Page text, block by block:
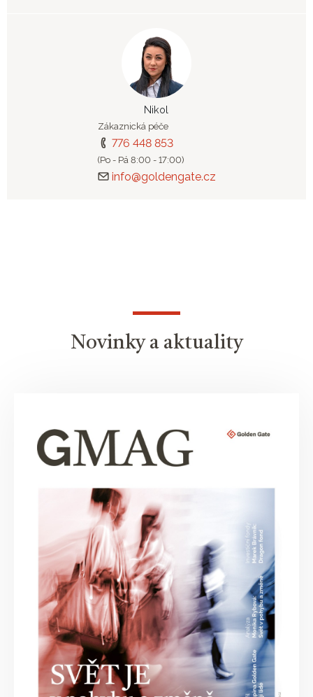
Nikol
Zákaznická péče
776 448 853
(Po - Pá 8:00 - 17:00)
info@goldengate.cz
Novinky a aktuality